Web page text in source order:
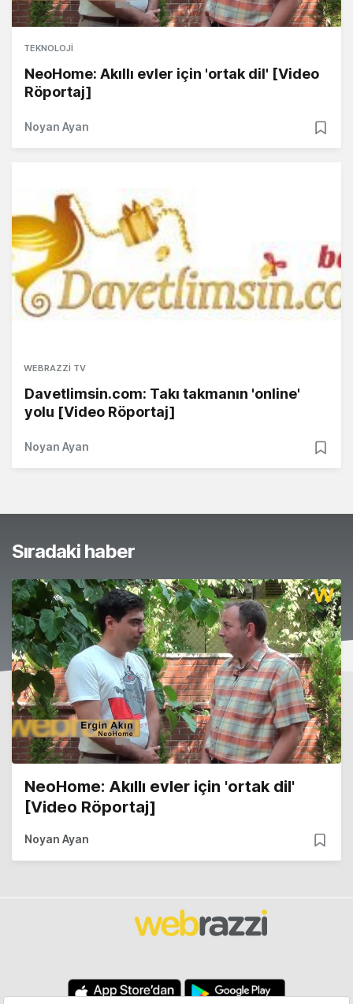
TEKNOLOJI
NeoHome: Akıllı evler için 'ortak dil' [Video
Röportaj]
Noyan Ayan
WEBRAZZI TV
Davetlimsin.com: Takı takmanın 'online'
yolu [Video Röportaj]
Noyan Ayan
Sıradaki haber
NeoHome: Akıllı evler için 'ortak dil'
[Video Röportaj]
Noyan Ayan